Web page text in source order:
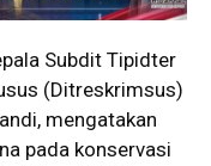
Subdit Tipidter
(Ditreskrimsus)
mengatakan
pada konservasi